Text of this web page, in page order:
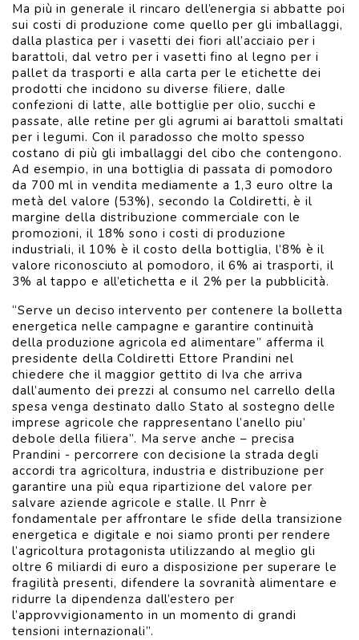
Ma più in generale il rincaro dell’energia si abbatte poi
sui costi di produzione come quello per gli imballaggi,
dalla plastica per i vasetti dei fiori all’acciaio per i
barattoli, dal vetro per i vasetti fino al legno per i
pallet da trasporti e alla carta per le etichette dei
prodotti che incidono su diverse filiere, dalle
confezioni di latte, alle bottiglie per olio, succhi e
passate, alle retine per gli agrumi ai barattoli smaltati
per i legumi. Con il paradosso che molto spesso
costano di più gli imballaggi del cibo che contengono.
Ad esempio, in una bottiglia di passata di pomodoro
da 700 ml in vendita mediamente a 1,3 euro oltre la
metà del valore (53%), secondo la Coldiretti, è il
margine della distribuzione commerciale con le
promozioni, il 18% sono i costi di produzione
industriali, il 10% è il costo della bottiglia, l’8% è il
valore riconosciuto al pomodoro, il 6% ai trasporti, il
3% al tappo e all’etichetta e il 2% per la pubblicità.
“Serve un deciso intervento per contenere la bolletta
energetica nelle campagne e garantire continuità
della produzione agricola ed alimentare” afferma il
presidente della Coldiretti Ettore Prandini nel
chiedere che il maggior gettito di Iva che arriva
dall’aumento dei prezzi al consumo nel carrello della
spesa venga destinato dallo Stato al sostegno delle
imprese agricole che rappresentano l’anello piu’
debole della filiera”. Ma serve anche – precisa
Prandini - percorrere con decisione la strada degli
accordi tra agricoltura, industria e distribuzione per
garantire una più equa ripartizione del valore per
salvare aziende agricole e stalle. ll Pnrr è
fondamentale per affrontare le sfide della transizione
energetica e digitale e noi siamo pronti per rendere
l’agricoltura protagonista utilizzando al meglio gli
oltre 6 miliardi di euro a disposizione per superare le
fragilità presenti, difendere la sovranità alimentare e
ridurre la dipendenza dall’estero per
l’approvvigionamento in un momento di grandi
tensioni internazionali”.